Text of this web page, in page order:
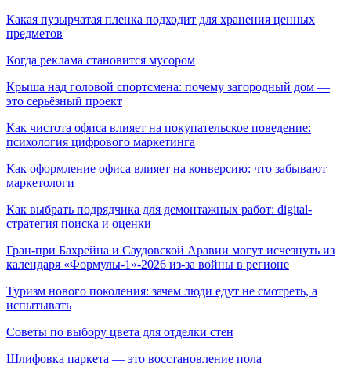
Какая пузырчатая пленка подходит для хранения ценных
предметов
Когда реклама становится мусором
Крыша над головой спортсмена: почему загородный дом —
это серьёзный проект
Как чистота офиса влияет на покупательское поведение:
психология цифрового маркетинга
Как оформление офиса влияет на конверсию: что забывают
маркетологи
Как выбрать подрядчика для демонтажных работ: digital-
стратегия поиска и оценки
Гран-при Бахрейна и Саудовской Аравии могут исчезнуть из
календаря «Формулы-1»-2026 из-за войны в регионе
Туризм нового поколения: зачем люди едут не смотреть, а
испытывать
Советы по выбору цвета для отделки стен
Шлифовка паркета — это восстановление пола